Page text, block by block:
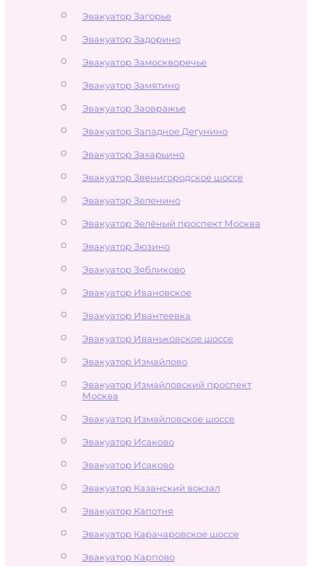
Эвакуатор Загорье
Эвакуатор Задорино
Эвакуатор Замоскворечье
Эвакуатор Замятино
Эвакуатор Заовражье
Эвакуатор Западное Дегунино
Эвакуатор Захарьино
Эвакуатор Звенигородское шоссе
Эвакуатор Зеленино
Эвакуатор Зелёный проспект Москва
Эвакуатор Зюзино
Эвакуатор Зябликово
Эвакуатор Ивановское
Эвакуатор Ивантеевка
Эвакуатор Иваньковское шоссе
Эвакуатор Измайлово
Эвакуатор Измайловский проспект
Москва
Эвакуатор Измайловское шоссе
Эвакуатор Исаково
Эвакуатор Исаково
Эвакуатор Казанский вокзал
Эвакуатор Капотня
Эвакуатор Карачаровское шоссе
Эвакуатор Карпово